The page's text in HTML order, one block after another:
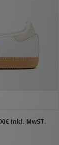
inkl. MwST.